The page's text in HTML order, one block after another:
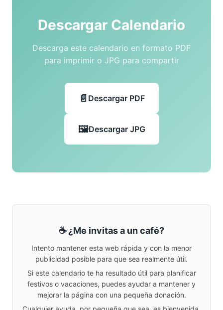
Descargar Calendario
Descarga este calendario en formato PDF
para imprimir o JPG para compartir
Descargar PDF
Descargar JPG
☕ ¿Me invitas a un café?
Intento mantener esta web rápida y con la menor
publicidad posible para que sea realmente útil.
Si este calendario te ha resultado útil para planificar
festivos o vacaciones, puedes ayudar a mantener y
mejorar la página con una pequeña donación.